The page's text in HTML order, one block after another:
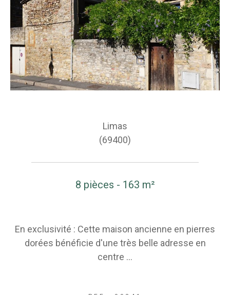
Limas
(69400)
8 pièces - 163 m²
En exclusivité : Cette maison ancienne en pierres
dorées bénéficie d'une très belle adresse en
centre ...